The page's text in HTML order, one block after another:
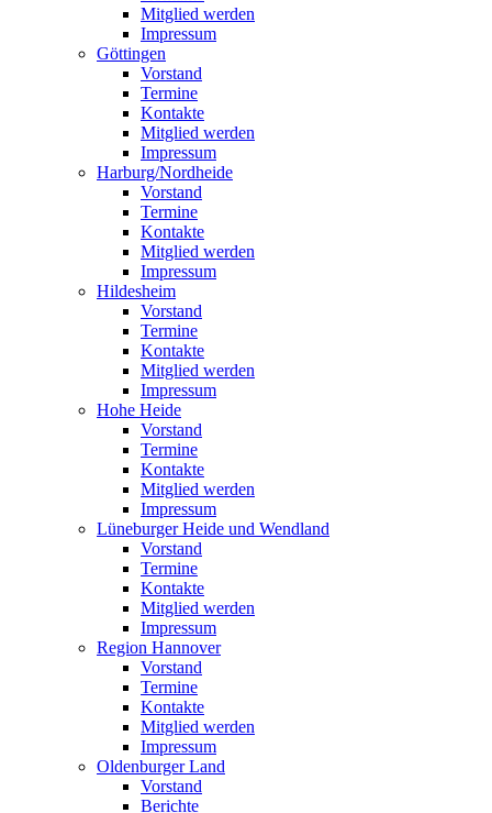
Mitglied werden
Impressum
Göttingen
Vorstand
Termine
Kontakte
Mitglied werden
Impressum
Harburg/Nordheide
Vorstand
Termine
Kontakte
Mitglied werden
Impressum
Hildesheim
Vorstand
Termine
Kontakte
Mitglied werden
Impressum
Hohe Heide
Vorstand
Termine
Kontakte
Mitglied werden
Impressum
Lüneburger Heide und Wendland
Vorstand
Termine
Kontakte
Mitglied werden
Impressum
Region Hannover
Vorstand
Termine
Kontakte
Mitglied werden
Impressum
Oldenburger Land
Vorstand
Berichte